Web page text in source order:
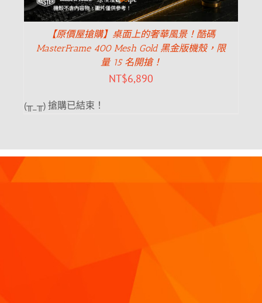
【原價屋搶購】桌面上的奢華風景！酷碼
MasterFrame 400 Mesh Gold 黑金版機殼，限
量 15 名開搶！
NT$6,890
(╥_╥) 搶購已結束！